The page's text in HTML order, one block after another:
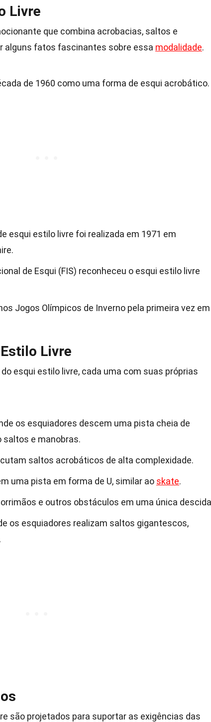
Livre
que combina acrobacias, saltos e
alguns fatos fascinantes sobre essa modalidade.
de 1960 como uma forma de esqui acrobático.
esqui estilo livre foi realizada em 1971 em
de Esqui (FIS) reconheceu o esqui estilo livre
Jogos Olímpicos de Inverno pela primeira vez em
Livre
esqui estilo livre, cada uma com suas próprias
os esquiadores descem uma pista cheia de
saltos e manobras.
saltos acrobáticos de alta complexidade.
uma pista em forma de U, similar ao skate.
e outros obstáculos em uma única
os esquiadores realizam saltos gigantescos,
são projetados para suportar as exigências das